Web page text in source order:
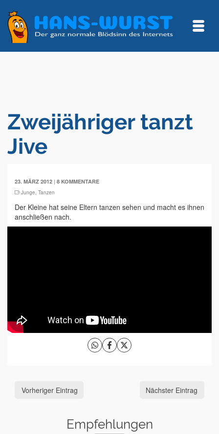
Zweijähriger tanzt
Jive
23. MÄRZ 2012 | 8 KOMMENTARE
Junge, Tanzen
Der Kleine hat seine Eltern tanzen sehen und macht es ihnen
anschließen nach.
Vorheriger Eintrag Nächster Eintrag
Empfehlungen